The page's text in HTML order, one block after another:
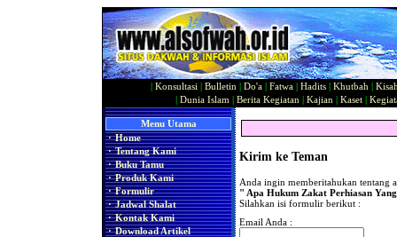
Konsultasi Bulletin Do'a Fatwa Hadits Khutbah
Dunia Islam Berita Kegiatan Kajian Kaset|
Menu Utama
· Home
· Tentang Kami
· Buku Tamu
· Produk Kami
· Formulir
· Jadwal Shalat
· Kontak Kami
· Download Artikel
Kirim ke Teman
Anda ingin memberitahukan tentang
" Apa Hukum Zakat Perhiasan
Silahkan isi formulir berikut :
Email Anda :